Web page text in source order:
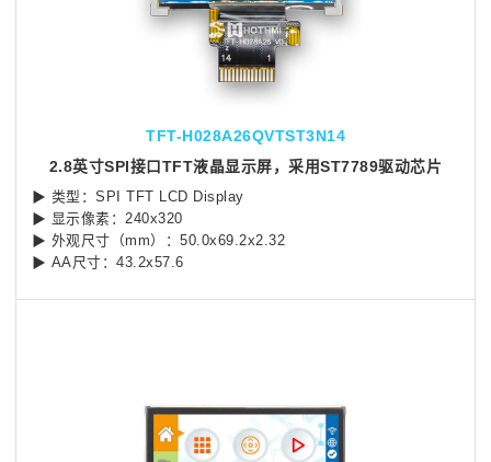
TFT-H028A26QVTST3N14
2.8英寸SPI接口TFT液晶显示屏，采用ST7789驱动芯片
▶ 类型：SPI TFT LCD Display
▶ 显示像素：240x320
▶ 外观尺寸（mm）：50.0x69.2x2.32
▶ AA尺寸：43.2x57.6